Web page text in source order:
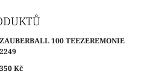
ZAUBERBALL 100 TEEZEREMONIE
2249
350 Kč